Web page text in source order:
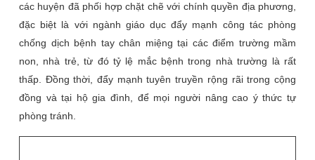
các huyện đã phối hợp chặt chẽ với chính quyền địa phương,
đặc biệt là với ngành giáo dục đẩy mạnh công tác phòng
chống dịch bệnh tay chân miệng tại các điểm trường mầm
non, nhà trẻ, từ đó tỷ lệ mắc bệnh trong nhà trường là rất
thấp. Đồng thời, đẩy mạnh tuyên truyền rộng rãi trong cộng
đồng và tại hộ gia đình, để mọi người nâng cao ý thức tự
phòng tránh.